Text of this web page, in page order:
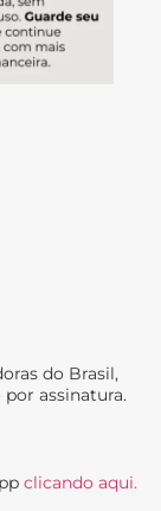
do Brasil,
assinatura.
clicando aqui.